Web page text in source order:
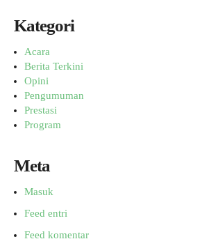
Kategori
Acara
Berita Terkini
Opini
Pengumuman
Prestasi
Program
Meta
Masuk
Feed entri
Feed komentar